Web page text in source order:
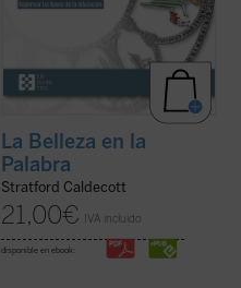
La Belleza en la
Palabra
Stratford Caldecott
21,00€ IVA incluido
disponible en ebook: